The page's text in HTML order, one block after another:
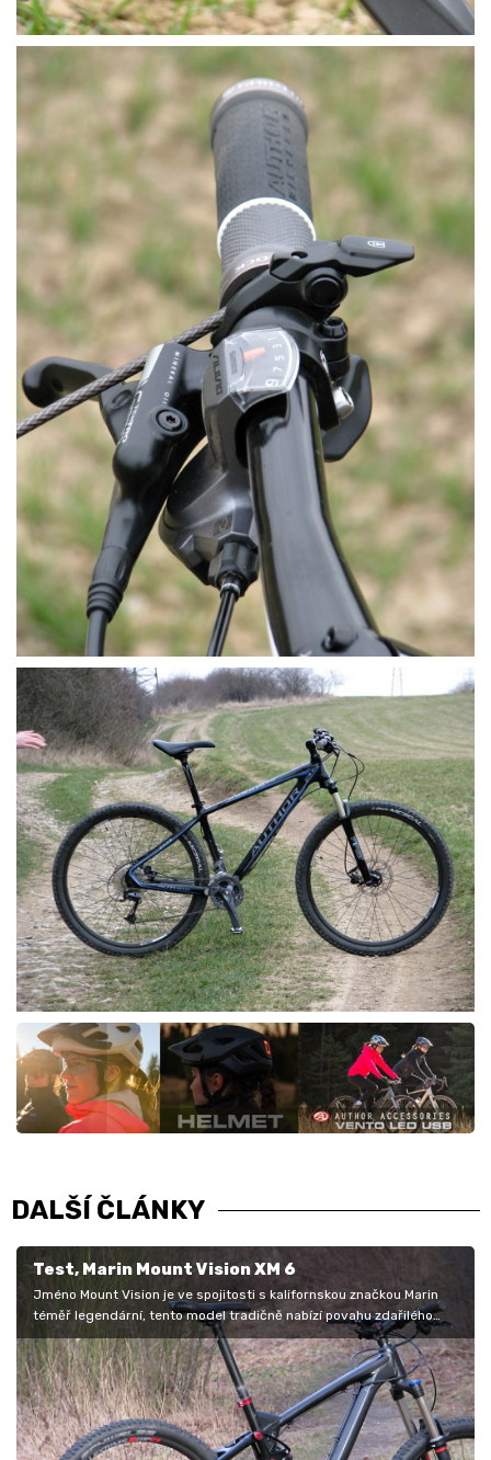
DALŠÍ ČLÁNKY
Test, Marin Mount Vision XM 6
Jméno Mount Vision je ve spojitosti s kalifornskou značkou Marin
téměř legendární, tento model tradičně nabízí povahu zdařilého
všeuměla,…